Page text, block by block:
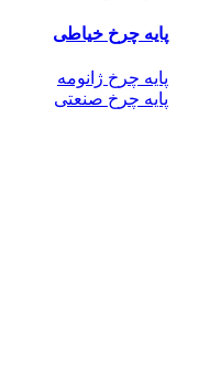
پایه چرخ خیاطی
پایه چرخ ژانومه
پایه چرخ صنعتی